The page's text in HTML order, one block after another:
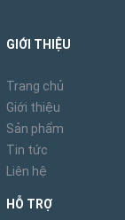
GIỚI THIỆU
Trang chủ
Giới thiệu
Sản phẩm
Tin tức
Liên hệ
HỖ TRỢ